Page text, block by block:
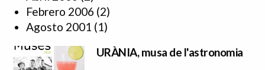
Febrero 2006 (2)
Agosto 2001 (1)
URÀNIA, musa de l'astronomia